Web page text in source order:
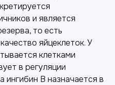
и является
то есть
яйцеклеток. У
клетками
в регуляции
ингибин B назначается в